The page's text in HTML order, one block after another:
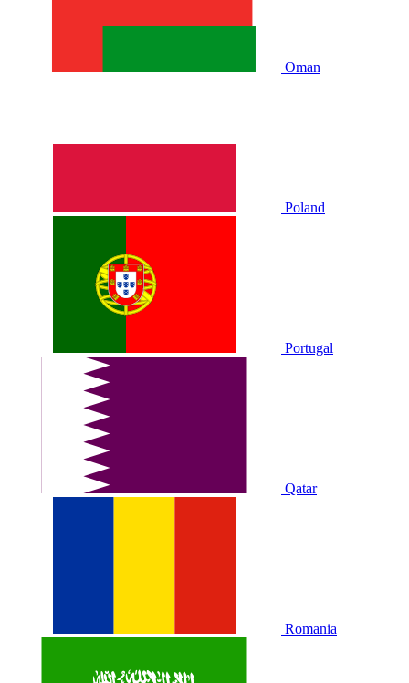
Oman
Poland
Portugal
Qatar
Romania